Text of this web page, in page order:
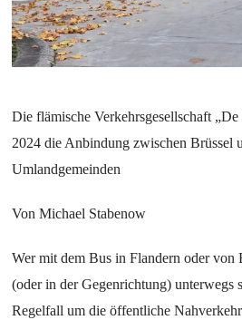
Die flämische Verkehrsgesellschaft
2024 die Anbindung zwischen Brüssel
Umlandgemeinden
Von Michael Stabenow
Wer mit dem Bus in Flandern oder von
(oder in der Gegenrichtung) unterwegs
Regelfall um die öffentliche